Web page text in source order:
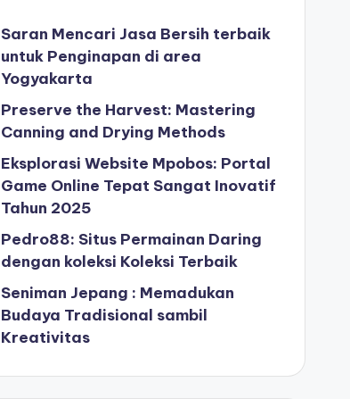
Saran Mencari Jasa Bersih terbaik
untuk Penginapan di area
Yogyakarta
Preserve the Harvest: Mastering
Canning and Drying Methods
Eksplorasi Website Mpobos: Portal
Game Online Tepat Sangat Inovatif
Tahun 2025
Pedro88: Situs Permainan Daring
dengan koleksi Koleksi Terbaik
Seniman Jepang : Memadukan
Budaya Tradisional sambil
Kreativitas